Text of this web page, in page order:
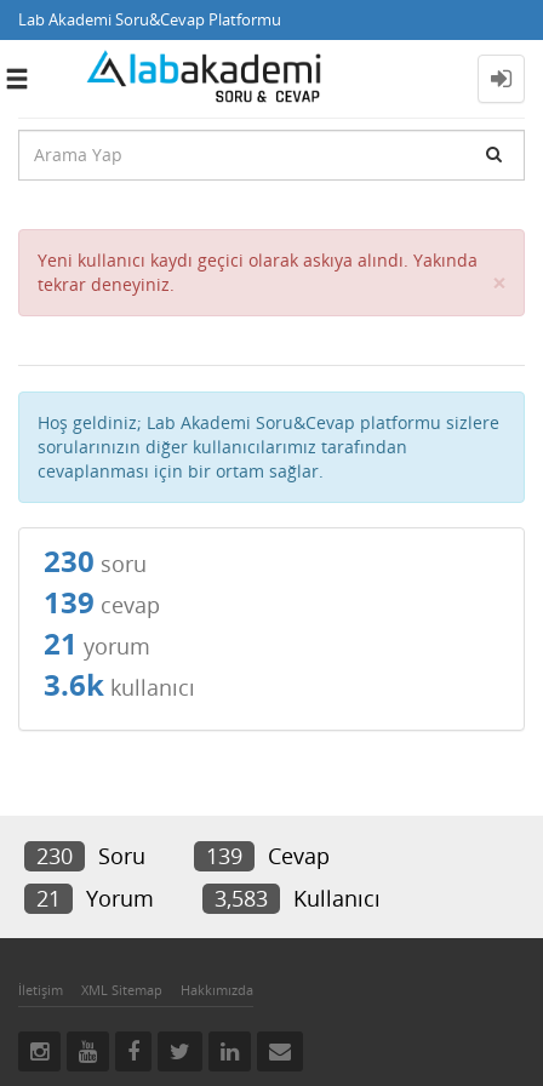
Lab Akademi Soru&Cevap Platformu
Toggle
Yeni kullanıcı kaydı geçici olarak askıya alındı. Yakında
tekrar deneyiniz.
×
Hoş geldiniz; Lab Akademi Soru&Cevap platformu sizlere
sorularınızın diğer kullanıcılarımız tarafından
cevaplanması için bir ortam sağlar.
230 soru
139 cevap
21 yorum
3.6k kullanıcı
230 Soru 139
Cevap
21
Yorum 3,583 Kullanıcı
İletişim XML Sitemap Hakkımızda